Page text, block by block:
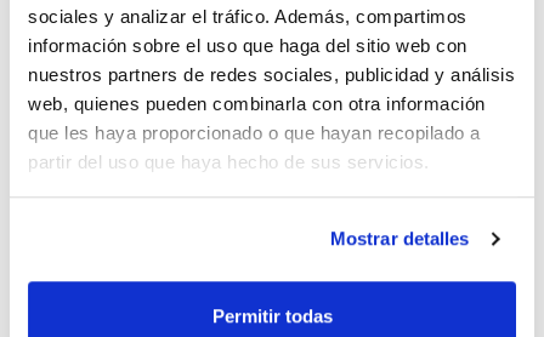
sociales y analizar el tráfico. Además, compartimos
información sobre el uso que haga del sitio web con
nuestros partners de redes sociales, publicidad y análisis
web, quienes pueden combinarla con otra información
que les haya proporcionado o que hayan recopilado a
partir del uso que haya hecho de sus servicios.
Mostrar detalles
Permitir todas
TDS / Ficha técnica
Regístrate para
descargas
Regístrate para
descargas
SDS/ Hoja de seguridad
Regístrate para
descargas
Los productos marcados con esta imagen son
listos para una entrega inmediata.